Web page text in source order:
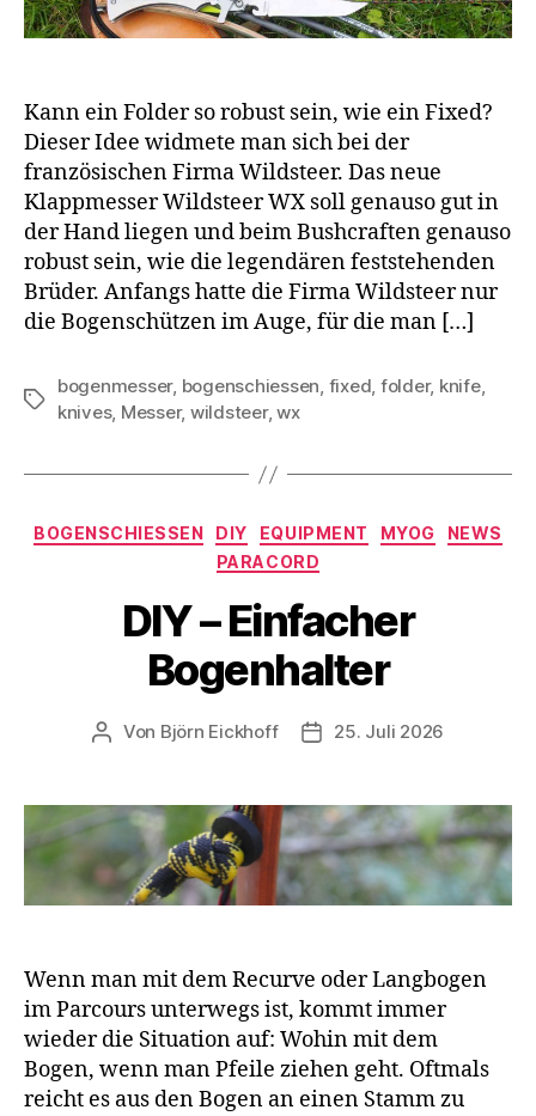
Kann ein Folder so robust sein, wie ein Fixed?
Dieser Idee widmete man sich bei der
französischen Firma Wildsteer. Das neue
Klappmesser Wildsteer WX soll genauso gut in
der Hand liegen und beim Bushcraften genauso
robust sein, wie die legendären feststehenden
Brüder. Anfangs hatte die Firma Wildsteer nur
die Bogenschützen im Auge, für die man […]
Schlagwörter
bogenmesser, bogenschiessen, fixed, folder, knife,
knives, Messer, wildsteer,wx
Kategorien
BOGENSCHIESSEN DIY EQUIPMENT MYOG
NEWS
PARACORD
DIY – Einfacher
Bogenhalter
Beitragsautor
Von Björn Eickhoff Veröffentlichungsdatum
25. Juli 2026
Wenn man mit dem Recurve oder Langbogen
im Parcours unterwegs ist, kommt immer
wieder die Situation auf: Wohin mit dem
Bogen, wenn man Pfeile ziehen geht. Oftmals
reicht es aus den Bogen an einen Stamm zu